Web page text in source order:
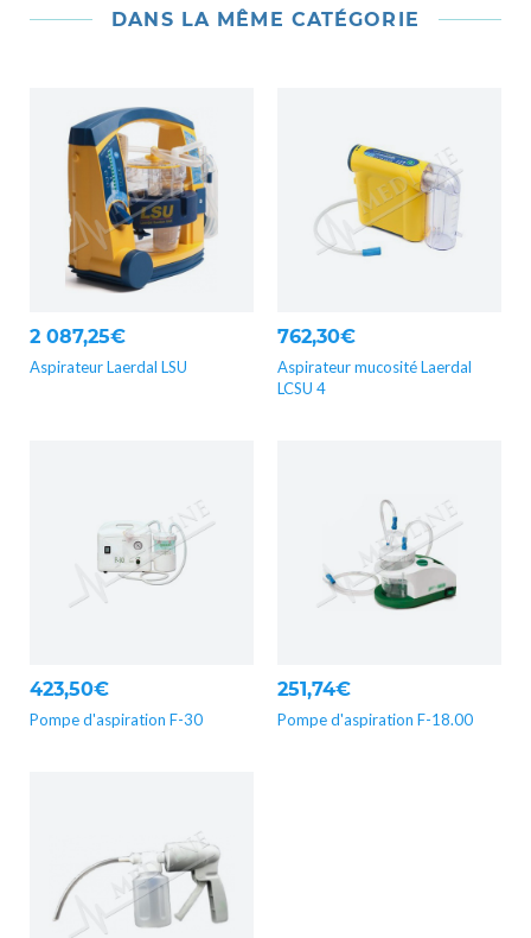
DANS LA MÊME CATÉGORIE
2 087,25€
Aspirateur Laerdal LSU
762,30€
Aspirateur mucosité Laerdal
LCSU 4
423,50€
Pompe d'aspiration F-30
251,74€
Pompe d'aspiration F-18.00